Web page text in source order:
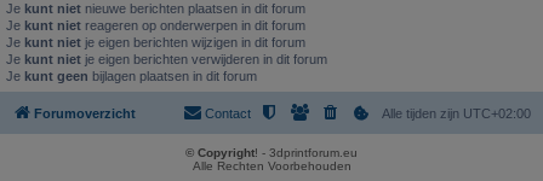
Je kunt niet nieuwe berichten plaatsen in dit forum
Je kunt niet reageren op onderwerpen in dit forum
Je kunt niet je eigen berichten wijzigen in dit forum
Je kunt niet je eigen berichten verwijderen in dit forum
Je kunt geen bijlagen plaatsen in dit forum
Forumoverzicht Alle tijden zijn UTC+02:00
Contact
© Copyright! - 3dprintforum.eu
Alle Rechten Voorbehouden